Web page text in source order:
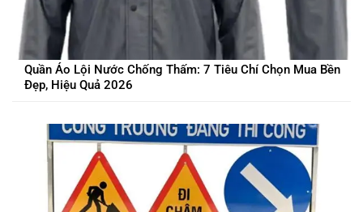
Quần Áo Lội Nước Chống Thấm: 7 Tiêu Chí Chọn Mua Bền
Đẹp, Hiệu Quả 2026